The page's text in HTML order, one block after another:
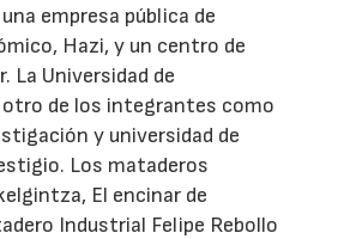
empresa pública de
Hazi, y un centro de
La Universidad de
otro de los integrantes como
y universidad de
Los mataderos
El encinar de
Industrial Felipe Rebollo